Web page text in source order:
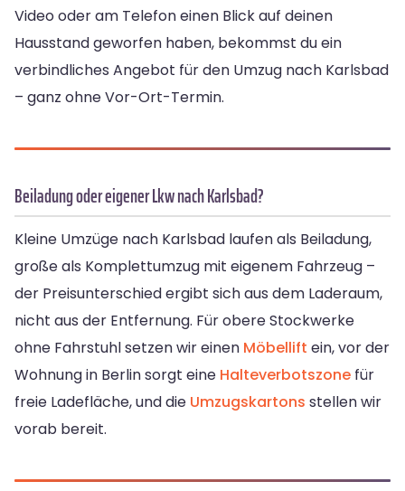
Video oder am Telefon einen Blick auf deinen
Hausstand geworfen haben, bekommst du ein
verbindliches Angebot für den Umzug nach Karlsbad
– ganz ohne Vor-Ort-Termin.
Beiladung oder eigener Lkw nach Karlsbad?
Kleine Umzüge nach Karlsbad laufen als Beiladung,
große als Komplettumzug mit eigenem Fahrzeug –
der Preisunterschied ergibt sich aus dem Laderaum,
nicht aus der Entfernung. Für obere Stockwerke
ohne Fahrstuhl setzen wir einen Möbellift ein, vor der
Wohnung in Berlin sorgt eine Halteverbotszone für
freie Ladefläche, und die Umzugskartons stellen wir
vorab bereit.